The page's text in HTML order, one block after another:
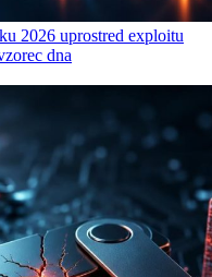
2026 uprostred exploitu
dna